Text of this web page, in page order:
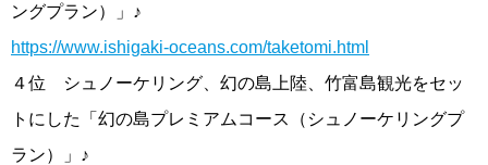
ングプラン）」♪
https://www.ishigaki-oceans.com/taketomi.html
４位 シュノーケリング、幻の島上陸、竹富島観光をセッ
トにした「幻の島プレミアムコース（シュノーケリングプ
ラン）」♪